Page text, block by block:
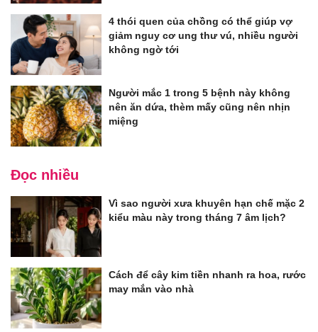
4 thói quen của chồng có thể giúp vợ
giảm nguy cơ ung thư vú, nhiều người
không ngờ tới
Người mắc 1 trong 5 bệnh này không
nên ăn dứa, thèm mấy cũng nên nhịn
miệng
Đọc nhiều
Vì sao người xưa khuyên hạn chế mặc 2
kiểu màu này trong tháng 7 âm lịch?
Cách để cây kim tiền nhanh ra hoa, rước
may mắn vào nhà